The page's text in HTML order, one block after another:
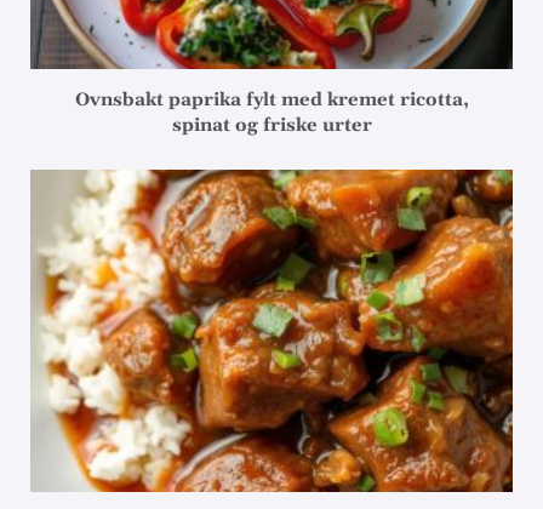
Ovnsbakt paprika fylt med kremet ricotta,
spinat og friske urter